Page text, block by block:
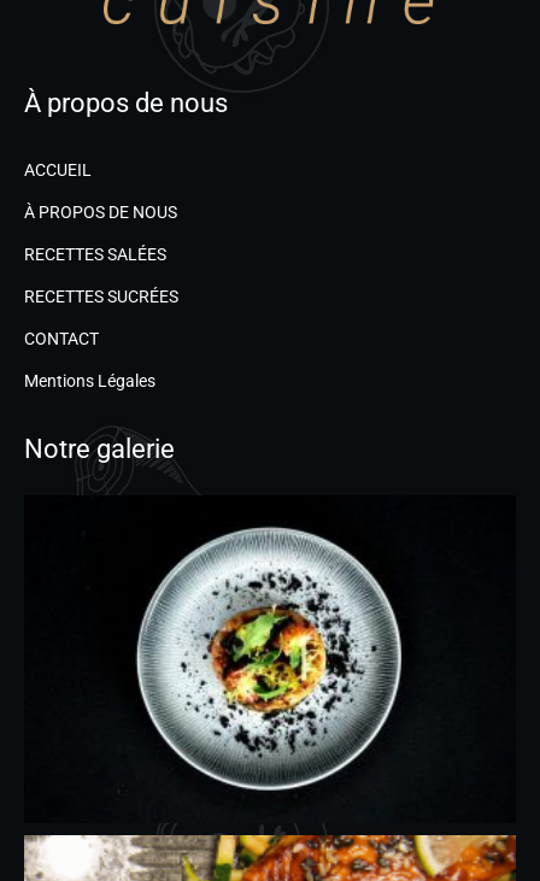
À propos de nous
ACCUEIL
À PROPOS DE NOUS
RECETTES SALÉES
RECETTES SUCRÉES
CONTACT
Mentions Légales
Notre galerie